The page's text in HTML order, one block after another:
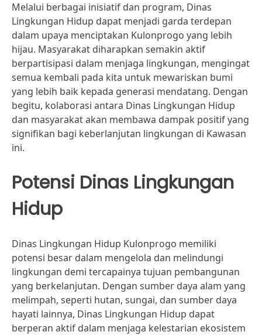
Melalui berbagai inisiatif dan program, Dinas
Lingkungan Hidup dapat menjadi garda terdepan
dalam upaya menciptakan Kulonprogo yang lebih
hijau. Masyarakat diharapkan semakin aktif
berpartisipasi dalam menjaga lingkungan, mengingat
semua kembali pada kita untuk mewariskan bumi
yang lebih baik kepada generasi mendatang. Dengan
begitu, kolaborasi antara Dinas Lingkungan Hidup
dan masyarakat akan membawa dampak positif yang
signifikan bagi keberlanjutan lingkungan di Kawasan
ini.
Potensi Dinas Lingkungan
Hidup
Dinas Lingkungan Hidup Kulonprogo memiliki
potensi besar dalam mengelola dan melindungi
lingkungan demi tercapainya tujuan pembangunan
yang berkelanjutan. Dengan sumber daya alam yang
melimpah, seperti hutan, sungai, dan sumber daya
hayati lainnya, Dinas Lingkungan Hidup dapat
berperan aktif dalam menjaga kelestarian ekosistem